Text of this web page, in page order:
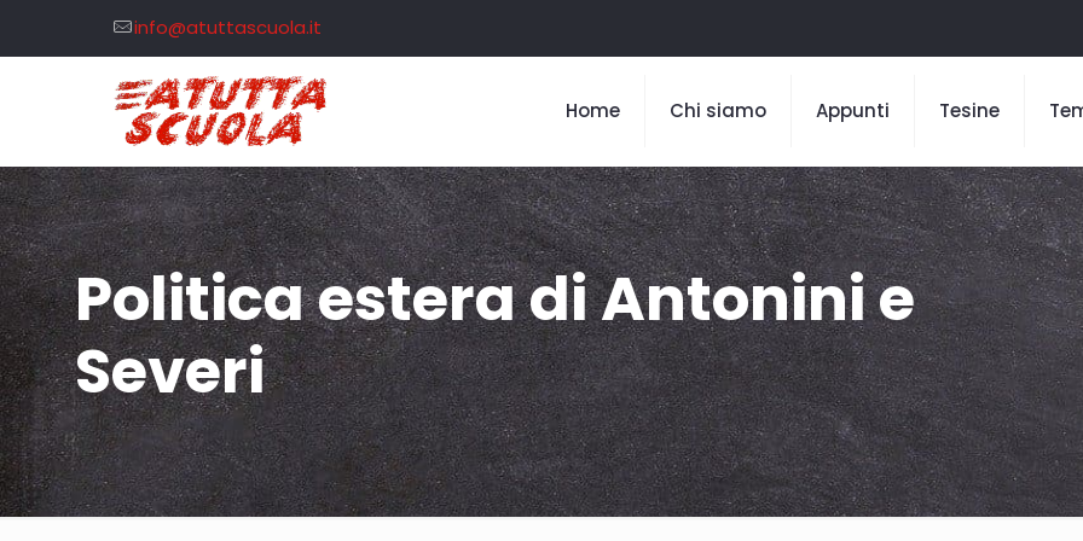
info@atuttascuola.it
Home Chi siamo Appunti Tesine
Politica estera di Antonini e
Severi